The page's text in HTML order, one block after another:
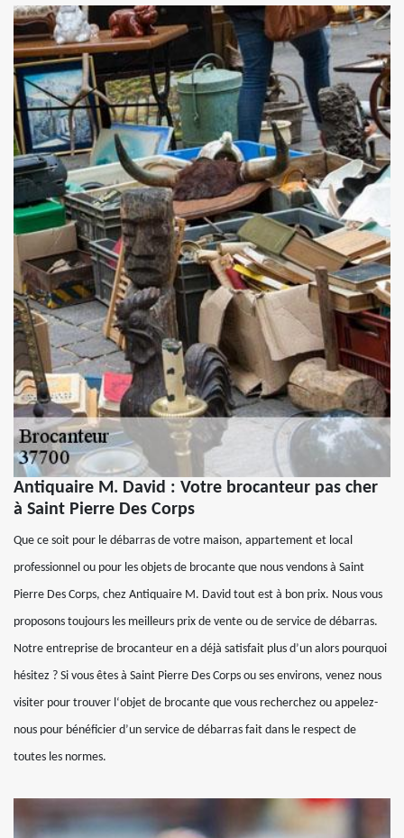
Antiquaire M. David : Votre brocanteur pas cher
à Saint Pierre Des Corps
Que ce soit pour le débarras de votre maison, appartement et local
professionnel ou pour les objets de brocante que nous vendons à Saint
Pierre Des Corps, chez Antiquaire M. David tout est à bon prix. Nous vous
proposons toujours les meilleurs prix de vente ou de service de débarras.
Notre entreprise de brocanteur en a déjà satisfait plus d’un alors pourquoi
hésitez ? Si vous êtes à Saint Pierre Des Corps ou ses environs, venez nous
visiter pour trouver l‘objet de brocante que vous recherchez ou appelez-
nous pour bénéficier d’un service de débarras fait dans le respect de
toutes les normes.